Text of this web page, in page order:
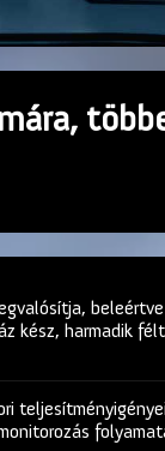
kész, harmadik